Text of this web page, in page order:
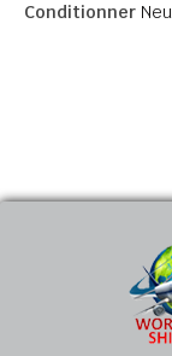
Conditionner